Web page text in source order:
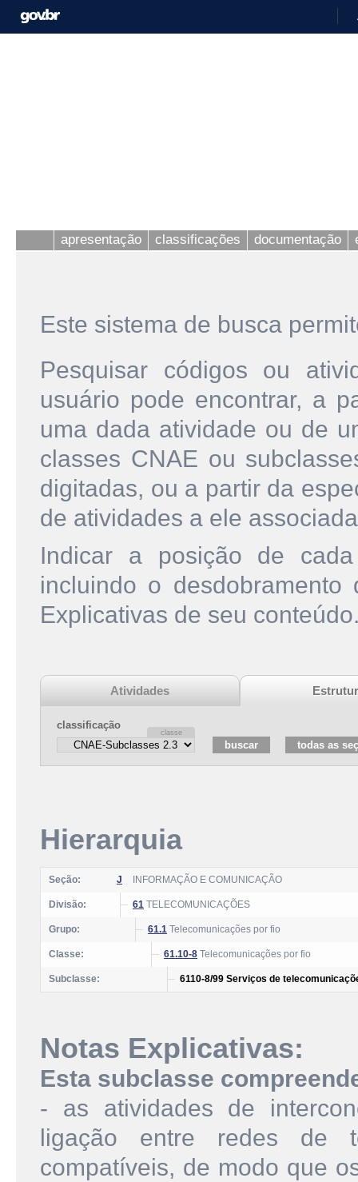
apresentação classificações documentação
Este sistema de busca
Pesquisar códigos ou
usuário pode encontrar, a
uma dada atividade ou de
classes CNAE ou
digitadas, ou a partir da
de atividades a ele
Indicar a posição de
incluindo o
Explicativas de seu
Atividades
classificação
Hierarquia
Seção: J INFORMAÇÃO E COMUNICAÇÃO
Divisão: 61 TELECOMUNICAÇÕES
Grupo: 61.1 Telecomunicações por fio
Classe: 61.10-8 Telecomunicações por fio
Subclasse: 6110-8/99 Serviços de
Notas Explicativas:
Esta subclasse
- as atividades de
ligação entre redes de
compatíveis, de modo que